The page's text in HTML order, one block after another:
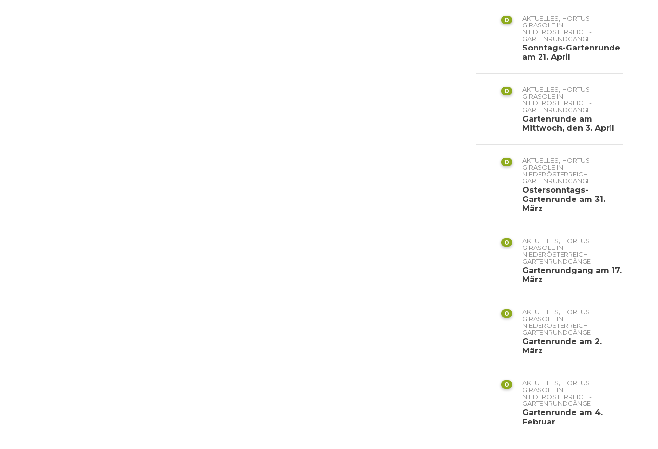
0 AKTUELLES, HORTUS
GIRASOLE IN
NIEDERÖSTERREICH -
GARTENRUNDGÄNGE
Sonntags-Gartenrunde
am 21. April
0 AKTUELLES, HORTUS
GIRASOLE IN
NIEDERÖSTERREICH -
GARTENRUNDGÄNGE
Gartenrunde am
Mittwoch, den 3. April
0 AKTUELLES, HORTUS
GIRASOLE IN
NIEDERÖSTERREICH -
GARTENRUNDGÄNGE
Ostersonntags-
Gartenrunde am 31.
März
0 AKTUELLES, HORTUS
GIRASOLE IN
NIEDERÖSTERREICH -
GARTENRUNDGÄNGE
Gartenrundgang am 17.
März
0 AKTUELLES, HORTUS
GIRASOLE IN
NIEDERÖSTERREICH -
GARTENRUNDGÄNGE
Gartenrunde am 2.
März
0 AKTUELLES, HORTUS
GIRASOLE IN
NIEDERÖSTERREICH -
GARTENRUNDGÄNGE
Gartenrunde am 4.
Februar